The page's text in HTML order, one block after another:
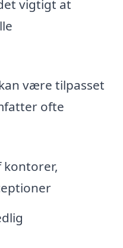
vigtigt at
være tilpasset
ofte
kontorer,